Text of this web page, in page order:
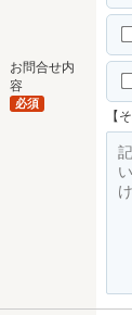
お問合せ内
容
必須
【